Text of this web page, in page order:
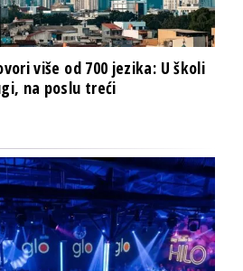
više od 700 jezika: U školi
na poslu treći